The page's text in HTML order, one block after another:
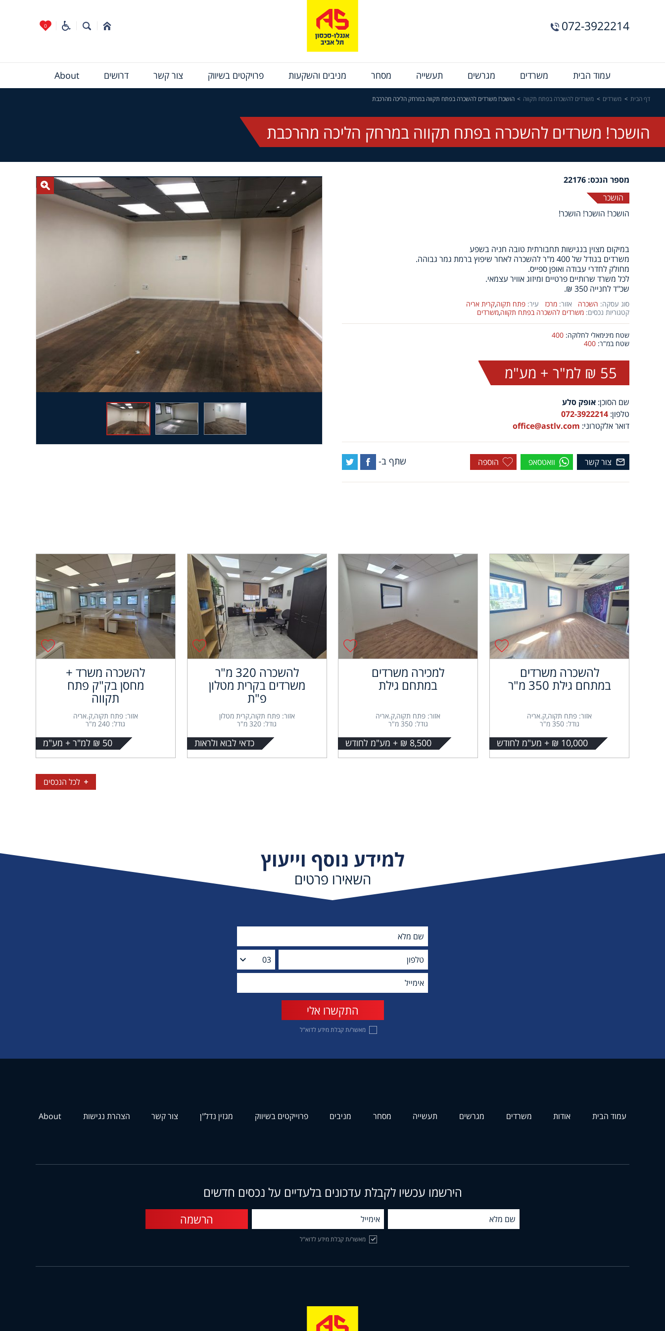
072-3922214
0
עמוד הבית משרדים מגרשים תעשייה מסחר מניבים והשקעות פרויקטים בשיווק צור קשר דרושים About
דף הבית משרדים משרדים להשכרה בפתח תקווה הושכר! משרדים להשכרה בפתח תקווה במרחק הליכה מהרכבת
הושכר! משרדים להשכרה בפתח תקווה במרחק הליכה מהרכבת
מספר הנכס: 22176
הושכר
הושכר! הושכר! הושכר!
במיקום מצוין בנגישות תחבורתית טובה חניה בשפע
משרדים בגודל של 400 מ"ר להשכרה לאחר שיפוץ ברמת גמר גבוהה.
מחולק לחדרי עבודה ואופן ספייס.
לכל משרד שרותיים פרטיים ומיזוג אוויר עצמאי.
שכ"ד לחנייה 350 ₪.
סוג עסקה: השכרה אזור: מרכז עיר: פתח תקוה,קרית אריה
קטגוריות נכסים: משרדים להשכרה בפתח תקווה,משרדים
שטח מינימאלי לחלוקה: 400
שטח במ"ר: 400
55 ₪ למ"ר + מע"מ
שם הסוכן: אופק סלע
טלפון: 072-3922214
דואר אלקטרוני: office@astlv.com
צור קשר וואטסאפ הוספה שתף ב-
להשכרה משרדים
במתחם גילת 350 מ"ר
אזור: פתח תקוה,ק.אריה
גודל: 350 מ"ר
10,000 ₪ + מע"מ לחודש
למכירה משרדים
במתחם גילת
אזור: פתח תקוה,ק.אריה
גודל: 350 מ"ר
8,500 ₪ + מע"מ לחודש
להשכרה 320 מ"ר
משרדים בקרית מטלון
פ"ת
אזור: פתח תקוה,קרית מטלון
גודל: 320 מ"ר
כדאי לבוא ולראות
להשכרה משרד +
מחסן בק"ק פתח
תקווה
אזור: פתח תקוה,ק.אריה
גודל: 240 מ"ר
50 ₪ למ"ר + מע"מ
לכל הנכסים
למידע נוסף וייעוץ
השאירו פרטים
מאשר/ת קבלת מידע לדוא"ל
עמוד הבית אודות משרדים מגרשים תעשייה מסחר מניבים פרוייקטים בשיווק מגזין נדל"ן צור קשר הצהרת נגישות About
הירשמו עכשיו לקבלת עדכונים בלעדיים על נכסים חדשים
מאשר/ת קבלת מידע לדוא"ל